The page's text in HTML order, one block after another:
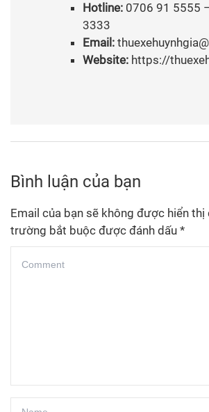
Hotline: 0706 91 5555
3333
Email:
Website: https://
Bình luận của bạn
Email của bạn sẽ không được hiển thị
trường bắt buộc được đánh dấu *